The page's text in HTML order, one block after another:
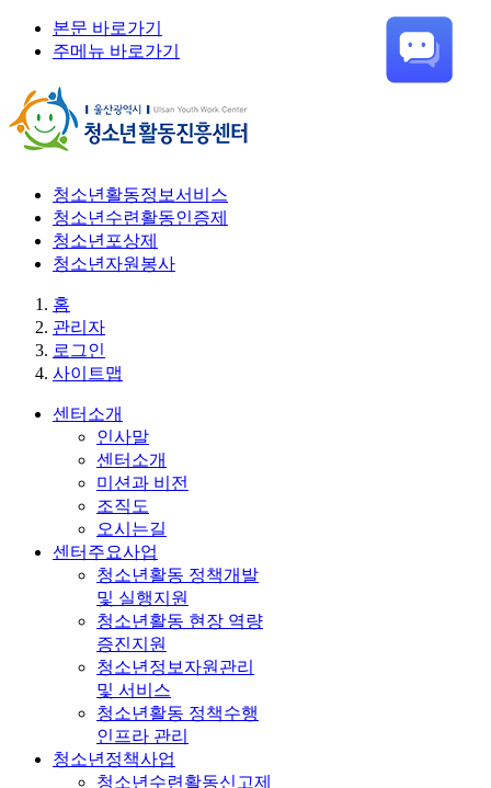
본문 바로가기
주메뉴 바로가기
청소년활동정보서비스
청소년수련활동인증제
청소년포상제
청소년자원봉사
홈
관리자
로그인
사이트맵
센터소개
인사말
센터소개
미션과 비전
조직도
오시는길
센터주요사업
청소년활동 정책개발
및 실행지원
청소년활동 현장 역량
증진지원
청소년정보자원관리
및 서비스
청소년활동 정책수행
인프라 관리
청소년정책사업
청소년수련활동신고제